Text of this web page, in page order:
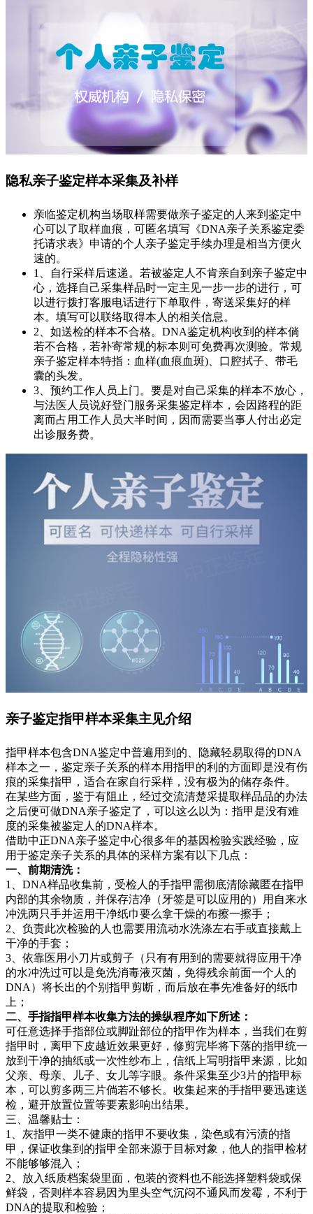
隐私亲子鉴定样本采集及补样
亲临鉴定机构当场取样需要做亲子鉴定的人来到鉴定中
心可以了取样血痕，可匿名填写《DNA亲子关系鉴定委
托请求表》申请的个人亲子鉴定手续办理是相当方便火
速的。
1、自行采样后速递。若被鉴定人不肯亲自到亲子鉴定中
心，选择自己采集样品时一定主见一步一步的进行，可
以进行拨打客服电话进行下单取件，寄送采集好的样
本。填写可以联络取得本人的相关信息。
2、如送检的样本不合格。DNA鉴定机构收到的样本倘
若不合格，若补寄常规的标本则可免费再次测验。常规
亲子鉴定样本特指：血样(血痕血斑)、口腔拭子、带毛
囊的头发。
3、预约工作人员上门。要是对自己采集的样本不放心，
与法医人员说好登门服务采集鉴定样本，会因路程的距
离而占用工作人员大半时间，因而需要当事人付出必定
出诊服务费。
亲子鉴定指甲样本采集主见介绍
指甲样本包含DNA鉴定中普遍用到的、隐藏轻易取得的DNA
样本之一，鉴定亲子关系的样本用指甲的利的方面即是没有伤
痕的采集指甲，适合在家自行采样，没有极为的储存条件。
在某些方面，鉴于有阻止，经过交流清楚采提取样品品的办法
之后便可做DNA亲子鉴定了，可以这么以为：指甲是没有难
度的采集被鉴定人的DNA样本。
借助中正DNA亲子鉴定中心很多年的基因检验实践经验，应
用于鉴定亲子关系的具体的采样方案有以下几点：
一、前期清洗：
1、DNA样品收集前，受检人的手指甲需彻底清除藏匿在指甲
内部的其余物质，并保存洁净（牙签是可以应用的）用自来水
冲洗两只手并运用干净纸巾要么拿干燥的布擦一擦手；
2、负责此次检验的人也需要用流动水洗涤左右手或直接戴上
干净的手套；
3、依靠医用小刀片或剪子（只有有用到的需要就得应用干净
的水冲洗过可以是免洗消毒液灭菌，免得残余前面一个人的
DNA）将长出的个别指甲剪断，而后放在事先准备好的纸巾
上；
二、手指指甲样本收集方法的操纵程序如下所述：
可任意选择手指部位或脚趾部位的指甲作为样本，当我们在剪
指甲时，离甲下皮越近效果更好，修剪完毕将下落的指甲统一
放到干净的抽纸或一次性纱布上，信纸上写明指甲来源，比如
父亲、母亲、儿子、女儿等字眼。条件采集至少3片的指甲标
本，可以剪多两三片倘若不够长。收集起来的手指甲要迅速送
检，避开放置位置等要素影响出结果。
三、温馨贴士：
1、灰指甲一类不健康的指甲不要收集，染色或有污渍的指
甲，保证收集到的指甲全部来源于目标对象，他人的指甲检材
不能够够混入；
2、放入纸质档案袋里面，包装的资料也不能选择塑料袋或保
鲜袋，否则样本容易因为里头空气沉闷不通风而发霉，不利于
DNA的提取和检验；